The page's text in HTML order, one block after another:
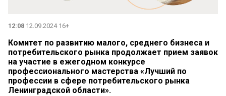
12:08 12.09.2024 16+
Комитет по развитию малого, среднего бизнеса и
потребительского рынка продолжает прием заявок
на участие в ежегодном конкурсе
профессионального мастерства «Лучший по
профессии в сфере потребительского рынка
Ленинградской области».